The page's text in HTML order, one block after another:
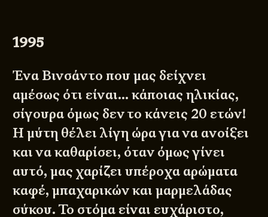
1995
Ένα Βινσάντο που μας δείχνει
αμέσως ότι είναι… κάποιας ηλικίας,
σίγουρα όμως δεν το κάνεις 20 ετών!
Η μύτη θέλει λίγη ώρα για να ανοίξει
και να καθαρίσει, όταν όμως γίνει
αυτό, μας χαρίζει υπέροχα αρώματα
καφέ, μπαχαρικών και μαρμελάδας
σύκου. Το στόμα είναι ευχάριστο,